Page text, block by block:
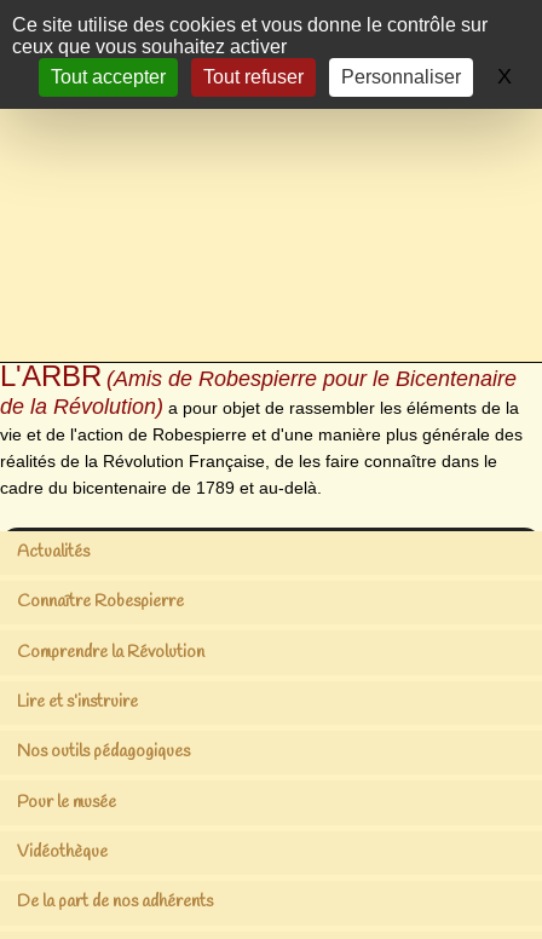
Panneau de gestion des cookies
Ce site utilise des cookies et vous donne le contrôle sur
ceux que vous souhaitez activer
Tout accepter
Tout refuser Personnaliser X
L'ARBR (Amis de Robespierre pour le Bicentenaire
de la Révolution) a pour objet de rassembler les éléments de la
vie et de l'action de Robespierre et d'une manière plus générale des
réalités de la Révolution Française, de les faire connaître dans le
cadre du bicentenaire de 1789 et au-delà.
Actualités
Connaître Robespierre
Comprendre la Révolution
Lire et s’instruire
Nos outils pédagogiques
Pour le musée
Vidéothèque
De la part de nos adhérents